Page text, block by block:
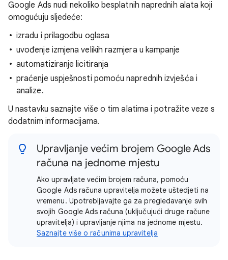
Google Ads nudi nekoliko besplatnih naprednih alata koji
omogućuju sljedeće:
izradu i prilagodbu oglasa
uvođenje izmjena velikih razmjera u kampanje
automatiziranje licitiranja
praćenje uspješnosti pomoću naprednih izvješća i
analize.
U nastavku saznajte više o tim alatima i potražite veze s
dodatnim informacijama.
Upravljanje većim brojem Google Ads
računa na jednome mjestu
Ako upravljate većim brojem računa, pomoću
Google Ads računa upravitelja možete uštedjeti na
vremenu. Upotrebljavajte ga za pregledavanje svih
svojih Google Ads računa (uključujući druge račune
upravitelja) i upravljanje njima na jednome mjestu.
Saznajte više o računima upravitelja